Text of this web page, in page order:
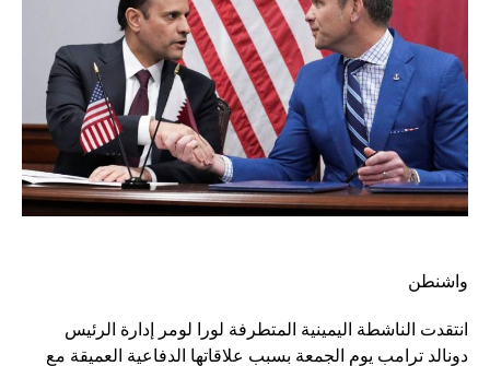
واشنطن
انتقدت الناشطة اليمينية المتطرفة لورا لومر إدارة الرئيس
دونالد ترامب يوم الجمعة بسبب علاقاتها الدفاعية العميقة مع